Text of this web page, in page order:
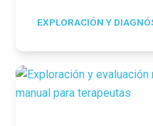
EXPLORACIÓN Y